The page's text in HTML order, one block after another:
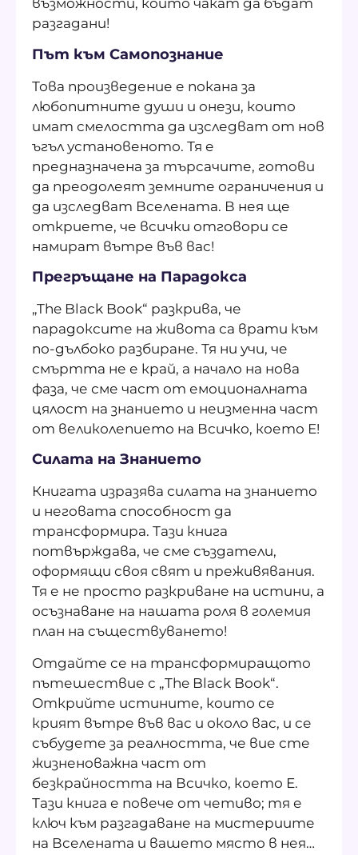
възможности, които чакат да бъдат
разгадани!
Път към Самопознание
Това произведение е покана за
любопитните души и онези, които
имат смелостта да изследват от нов
ъгъл установеното. Тя е
предназначена за търсачите, готови
да преодолеят земните ограничения и
да изследват Вселената. В нея ще
откриете, че всички отговори се
намират вътре във вас!
Прегръщане на Парадокса
„The Black Book“ разкрива, че
парадоксите на живота са врати към
по-дълбоко разбиране. Тя ни учи, че
смъртта не е край, а начало на нова
фаза, че сме част от емоционалната
цялост на знанието и неизменна част
от великолепието на Всичко, което Е!
Силата на Знанието
Книгата изразява силата на знанието
и неговата способност да
трансформира. Тази книга
потвърждава, че сме създатели,
оформящи своя свят и преживявания.
Тя е не просто разкриване на истини, а
осъзнаване на нашата роля в големия
план на съществуването!
Отдайте се на трансформиращото
пътешествие с „The Black Book“.
Открийте истините, които се
крият вътре във вас и около вас, и се
събудете за реалността, че вие сте
жизненоважна част от
безкрайността на Всичко, което Е.
Тази книга е повече от четиво; тя е
ключ към разгадаване на мистериите
на Вселената и вашето място в нея…